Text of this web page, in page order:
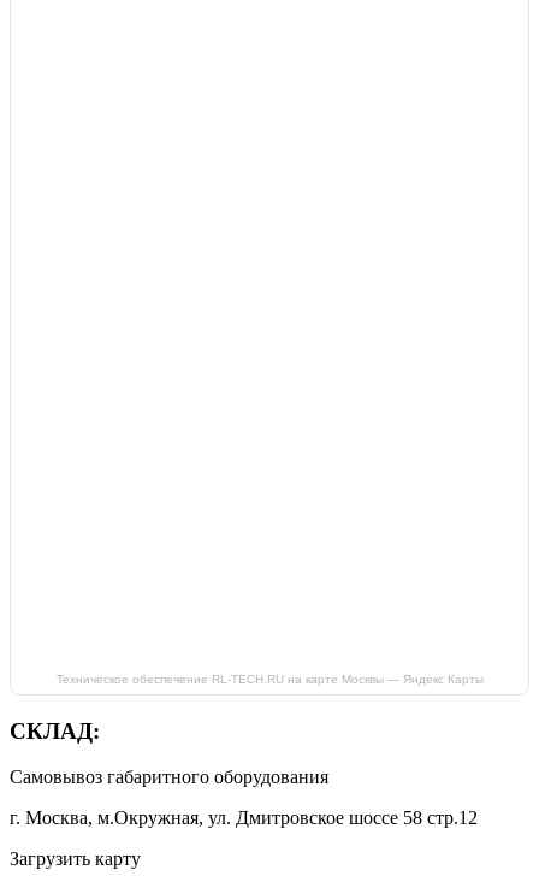
Техническое обеспечение RL-TECH.RU на карте Москвы — Яндекс Карты
СКЛАД:
Самовывоз габаритного оборудования
г. Москва, м.Окружная, ул. Дмитровское шоссе 58 стр.12
Загрузить карту